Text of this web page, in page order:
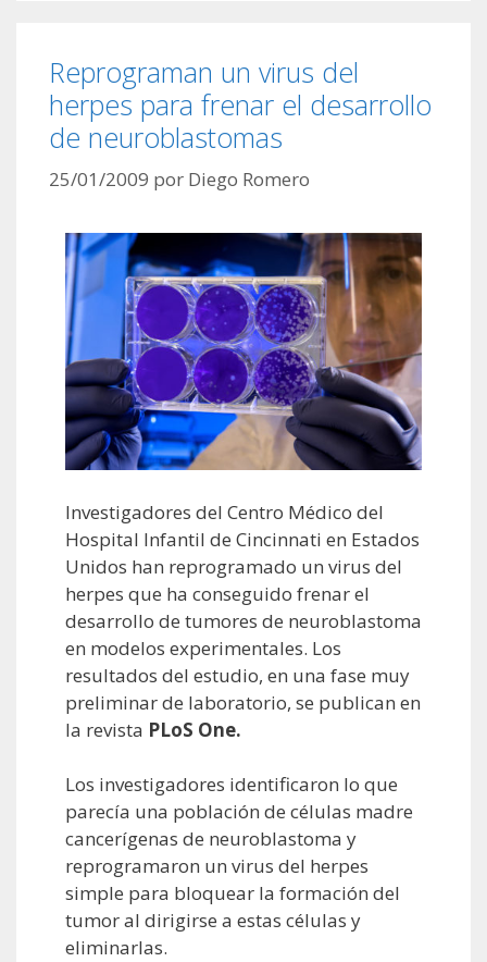
Reprograman un virus del
herpes para frenar el desarrollo
de neuroblastomas
25/01/2009 por Diego Romero
Investigadores del Centro Médico del
Hospital Infantil de Cincinnati en Estados
Unidos han reprogramado un virus del
herpes que ha conseguido frenar el
desarrollo de tumores de neuroblastoma
en modelos experimentales. Los
resultados del estudio, en una fase muy
preliminar de laboratorio, se publican en
la revista PLoS One.
Los investigadores identificaron lo que
parecía una población de células madre
cancerígenas de neuroblastoma y
reprogramaron un virus del herpes
simple para bloquear la formación del
tumor al dirigirse a estas células y
eliminarlas.